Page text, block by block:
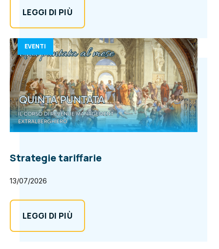
LEGGI DI PIÙ
EVENTI
Strategie tariffarie
13/07/2026
LEGGI DI PIÙ